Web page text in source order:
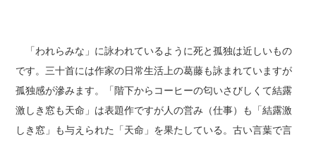
「われらみな」に詠われているように死と孤独は近しいもの
です。三十首には作家の日常生活上の葛藤も詠まれていますが
孤独感が滲みます。「階下からコーヒーの匂いさびしくて結露
激しき窓も天命」は表題作ですが人の営み（仕事）も「結露激
しき窓」も与えられた「天命」を果たしている。古い言葉で言